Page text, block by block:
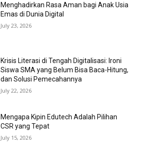
Menghadirkan Rasa Aman bagi Anak Usia
Emas di Dunia Digital
July 23, 2026
Krisis Literasi di Tengah Digitalisasi: Ironi
Siswa SMA yang Belum Bisa Baca-Hitung,
dan Solusi Pemecahannya
July 22, 2026
Mengapa Kipin Edutech Adalah Pilihan
CSR yang Tepat
July 15, 2026